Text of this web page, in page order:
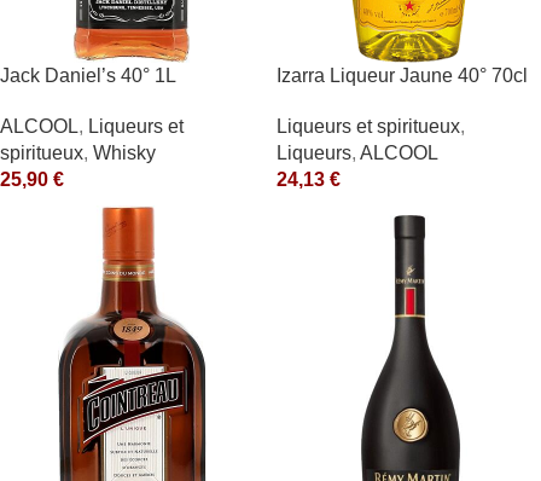
Jack Daniel’s 40° 1L
ALCOOL, Liqueurs et
spiritueux, Whisky
25,90 €
Izarra Liqueur Jaune 40° 70cl
Liqueurs et spiritueux,
Liqueurs, ALCOOL
24,13 €